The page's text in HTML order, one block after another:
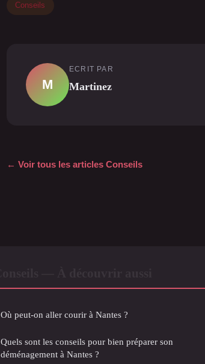
Conseils
M
ECRIT PAR
Martinez
← Voir tous les articles Conseils
Où peut-on aller courir à Nantes ?
Quels sont les conseils pour bien préparer son
déménagement à Nantes ?